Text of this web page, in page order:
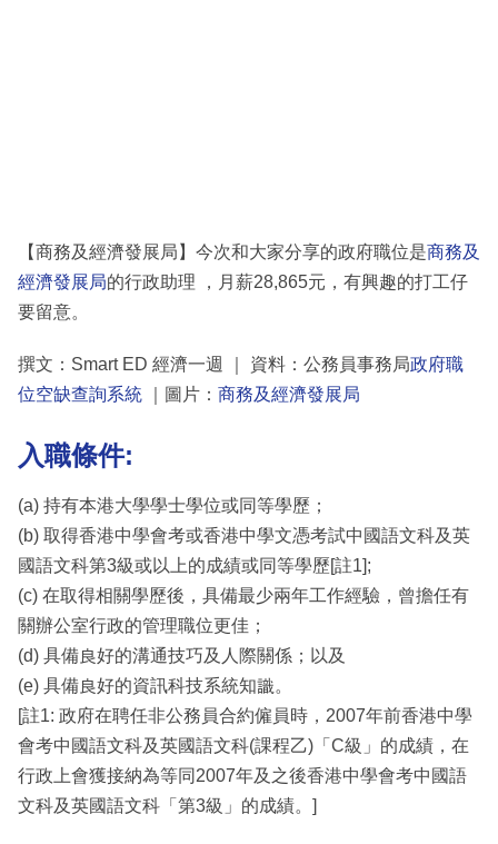
區
【商務及經濟發展局】今次和大家分享的政府職位是商務及
經濟發展局的行政助理 ，月薪28,865元，有興趣的打工仔
要留意。
撰文：Smart ED 經濟一週 ｜ 資料：公務員事務局政府職
位空缺查詢系統 ｜圖片： 商務及經濟發展局
入職條件:
(a) 持有本港大學學士學位或同等學歷；
(b) 取得香港中學會考或香港中學文憑考試中國語文科及英
國語文科第3級或以上的成績或同等學歷[註1];
(c) 在取得相關學歷後，具備最少兩年工作經驗，曾擔任有
關辦公室行政的管理職位更佳；
(d) 具備良好的溝通技巧及人際關係；以及
(e) 具備良好的資訊科技系統知識。
[註1: 政府在聘任非公務員合約僱員時，2007年前香港中學
會考中國語文科及英國語文科(課程乙)「C級」的成績，在
行政上會獲接納為等同2007年及之後香港中學會考中國語
文科及英國語文科「第3級」的成績。]